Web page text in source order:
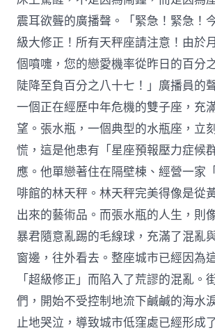
震耳欲聾的廣播聲。「緊急！緊急！
級大修正！所有天秤座請注意！由於
個噴嚏，您的戀愛機率從昨日的百分
陡降至負百分之八十七！」廣播員的
一個正在經歷中年危機的雙子座，充
望。張水瓶，一個典型的水瓶座，立
慌，這是他患有「星座預報壓力症候
應。他單戀著住在隔壁棟、經營一家
啡館的林天秤。林天秤完美得像是從
出來的藝術品。而張水瓶的人生，則
暴君隨意亂踢的毛線球，充滿了混亂
窗邊，往外看去。整座城市已經因為
「超級修正」而陷入了荒謬的混亂。
們，開始不受控制地流下鹹鹹的海水
止地哭泣，導致城市低窪處已經形成